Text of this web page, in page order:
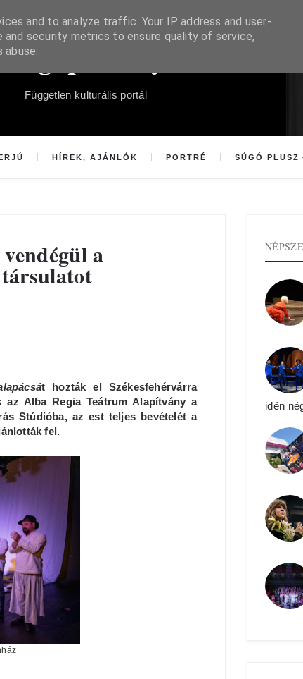
Súgópéldány
Független kulturális portál
HÍREK, AJÁNLÓK PORTRÉ SÚGÓ PLUSZ
a
t hozták el Székesfehérvárra
az Alba Regia Teátrum Alapítvány a
Stúdióba, az est teljes bevételét a
fel.
idén
and to analyze traffic. Your IP address and user-
security metrics to ensure quality of service,